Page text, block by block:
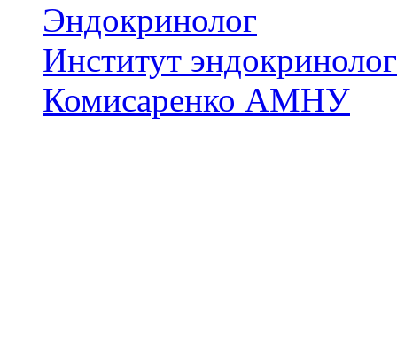
Эндокринолог
Институт
Комисаренко АМНУ